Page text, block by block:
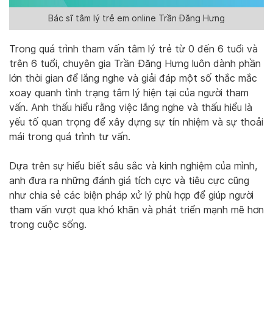
Bác sĩ tâm lý trẻ em online Trần Đăng Hưng
Trong quá trình tham vấn tâm lý trẻ từ 0 đến 6 tuổi và
trên 6 tuổi, chuyên gia Trần Đăng Hưng luôn dành phần
lớn thời gian để lắng nghe và giải đáp một số thắc mắc
xoay quanh tình trạng tâm lý hiện tại của người tham
vấn. Anh thấu hiểu rằng việc lắng nghe và thấu hiểu là
yếu tố quan trọng để xây dựng sự tín nhiệm và sự thoải
mái trong quá trình tư vấn.
Dựa trên sự hiểu biết sâu sắc và kinh nghiệm của mình,
anh đưa ra những đánh giá tích cực và tiêu cực cũng
như chia sẻ các biện pháp xử lý phù hợp để giúp người
tham vấn vượt qua khó khăn và phát triển mạnh mẽ hơn
trong cuộc sống.